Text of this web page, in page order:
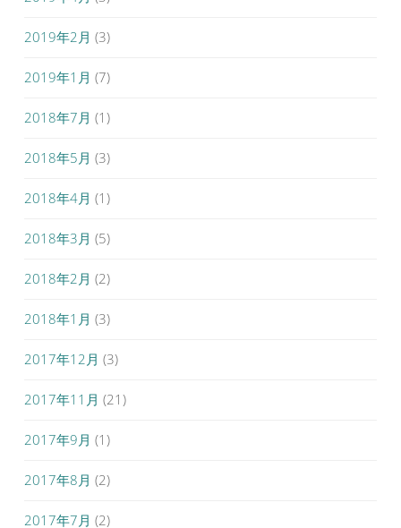
2019年2月 (3)
2019年1月 (7)
2018年7月 (1)
2018年5月 (3)
2018年4月 (1)
2018年3月 (5)
2018年2月 (2)
2018年1月 (3)
2017年12月 (3)
2017年11月 (21)
2017年9月 (1)
2017年8月 (2)
2017年7月 (2)